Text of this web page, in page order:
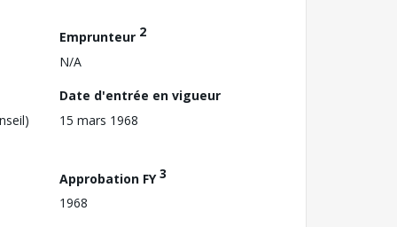
Emprunteur 2
N/A
Date d'entrée en vigueur
15 mars 1968
Approbation FY3
1968